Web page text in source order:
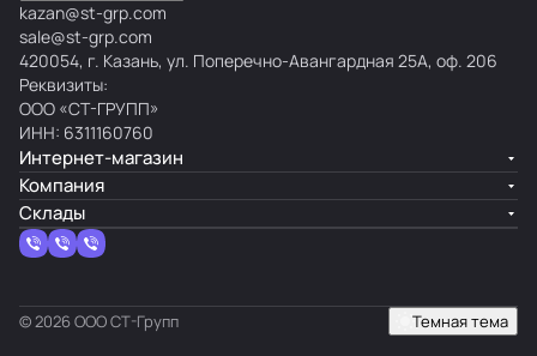
kazan@st-grp.com
sale@st-grp.com
420054, г. Казань, ул. Поперечно-Авангардная 25А, оф. 206
Реквизиты:
ООО «СТ-ГРУПП»
ИНН: 6311160760
Интернет-магазин
Компания
Склады
© 2026 ООО СТ-Групп Темная тема